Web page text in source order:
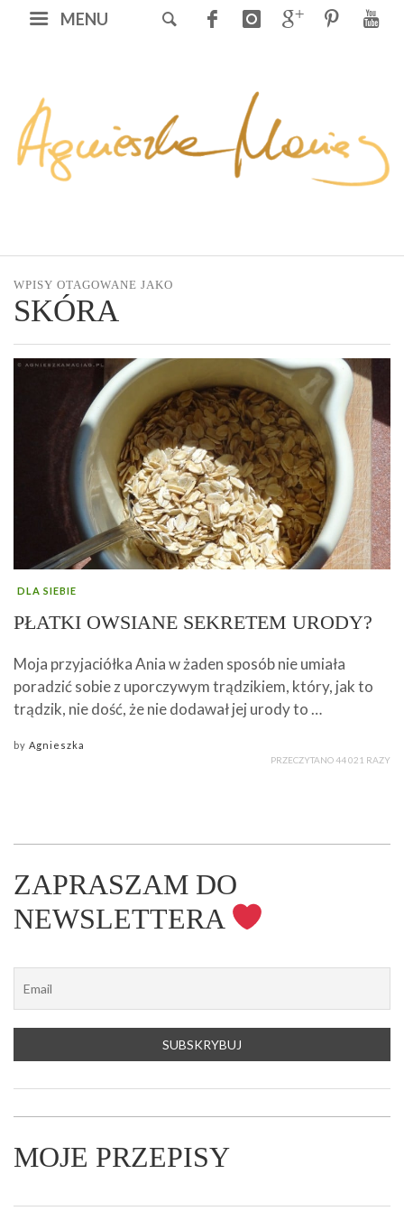
MENU
WPISY OTAGOWANE JAKO
SKÓRA
DLA SIEBIE
PŁATKI OWSIANE SEKRETEM URODY?
Moja przyjaciółka Ania w żaden sposób nie umiała
poradzić sobie z uporczywym trądzikiem, który, jak to
trądzik, nie dość, że nie dodawał jej urody to …
by Agnieszka
PRZECZYTANO 44 021 RAZY
ZAPRASZAM DO
NEWSLETTERA
MOJE PRZEPISY